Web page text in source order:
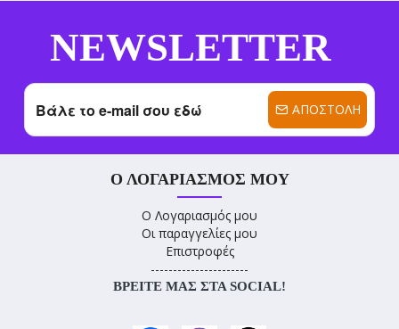
NEWSLETTER
ΑΠΟΣΤΟΛΉ
Ο ΛΟΓΑΡΙΑΣΜΌΣ ΜΟΥ
Ο Λογαριασμός μου
Οι παραγγελίες μου
Επιστροφές
----------------------
ΒΡΕΊΤΕ ΜΑΣ ΣΤΑ SOCIAL!